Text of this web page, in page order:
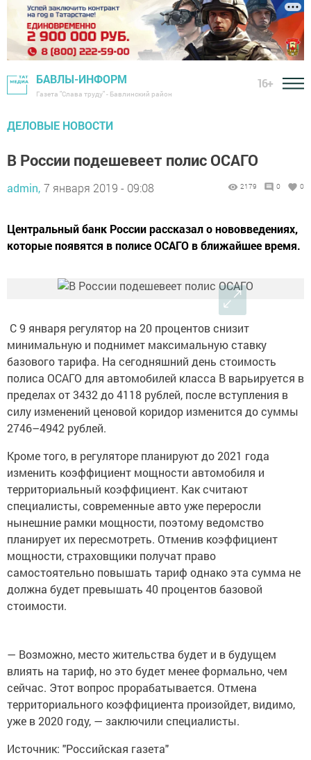
БАВЛЫ-ИНФОРМ
Газета "Слава труду" - Бавлинский район
16+
ДЕЛОВЫЕ НОВОСТИ
В России подешевеет полис ОСАГО
admin, 7 января 2019 - 09:08 2179 0 0
Центральный банк России рассказал о нововведениях,
которые появятся в полисе ОСАГО в ближайшее время.
С 9 января регулятор на 20 процентов снизит
минимальную и поднимет максимальную ставку
базового тарифа. На сегодняшний день стоимость
полиса ОСАГО для автомобилей класса В варьируется в
пределах от 3432 до 4118 рублей, после вступления в
силу изменений ценовой коридор изменится до суммы
2746–4942 рублей.
Кроме того, в регуляторе планируют до 2021 года
изменить коэффициент мощности автомобиля и
территориальный коэффициент. Как считают
специалисты, современные авто уже переросли
нынешние рамки мощности, поэтому ведомство
планирует их пересмотреть. Отменив коэффициент
мощности, страховщики получат право
самостоятельно повышать тариф однако эта сумма не
должна будет превышать 40 процентов базовой
стоимости.
— Возможно, место жительства будет и в будущем
влиять на тариф, но это будет менее формально, чем
сейчас. Этот вопрос прорабатывается. Отмена
территориального коэффициента произойдет, видимо,
уже в 2020 году, — заключили специалисты.
Источник: "Российская газета"